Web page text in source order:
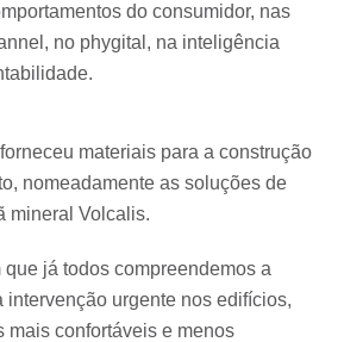
do consumidor, nas
no phygital, na inteligência
materiais para a construção
nomeadamente as soluções de
mineral Volcalis.
que já todos compreendemos a
intervenção urgente nos edifícios,
mais confortáveis e menos